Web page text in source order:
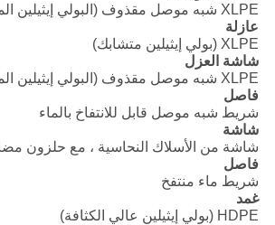
XLPE شبه موصل مقذوف (البولي إيثيلين المتشابك)
عازلة
XLPE (بولي إيثيلين متشابك)
شاشة العزل
XLPE شبه موصل مقذوف (البولي إيثيلين المتشابك)
فاصل
شريط شبه موصل قابل للانتفاخ بالماء
شاشة
شاشة من الأسلاك النحاسية ، مع حلزون
فاصل
شريط ماء منتفخ
غمد
HDPE (بولي إيثيلين عالي الكثافة)